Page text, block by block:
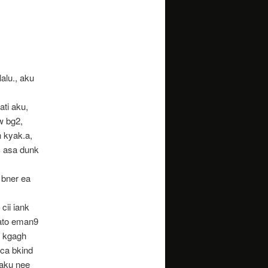
aku
aku,
bg2,
kyak.a,
dunk
ea
iank
eman9
bkind
nee